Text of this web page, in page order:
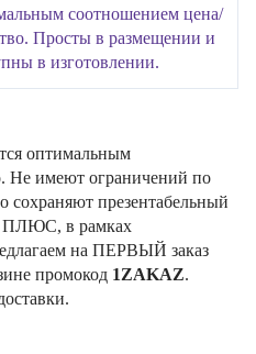
соотношением цена/
Просты в размещении и
в изготовлении.
оптимальным
Не имеют ограничений по
сохраняют презентабельный
ПЛЮС, в рамках
на ПЕРВЫЙ заказ
промокод 1ZAKAZ.